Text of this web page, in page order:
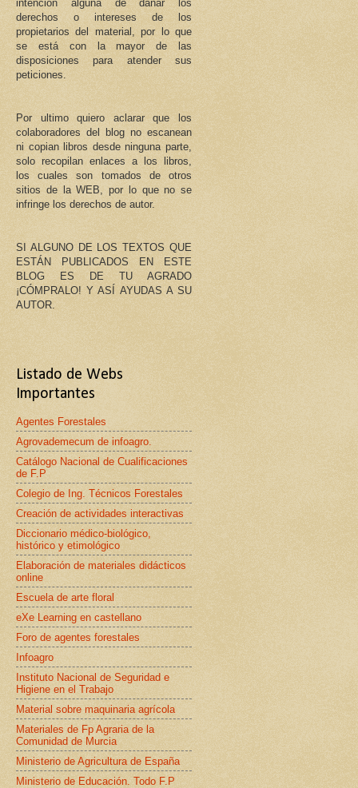
intención alguna de dañar los
derechos o intereses de los
propietarios del material, por lo que
se está con la mayor de las
disposiciones para atender sus
peticiones.
Por ultimo quiero aclarar que los
colaboradores del blog no escanean
ni copian libros desde ninguna parte,
solo recopilan enlaces a los libros,
los cuales son tomados de otros
sitios de la WEB, por lo que no se
infringe los derechos de autor.
SI ALGUNO DE LOS TEXTOS QUE
ESTÁN PUBLICADOS EN ESTE
BLOG ES DE TU AGRADO
¡CÓMPRALO! Y ASÍ AYUDAS A SU
AUTOR.
Listado de Webs
Importantes
Agentes Forestales
Agrovademecum de infoagro.
Catálogo Nacional de Cualificaciones
de F.P
Colegio de Ing. Técnicos Forestales
Creación de actividades interactivas
Diccionario médico-biológico,
histórico y etimológico
Elaboración de materiales didácticos
online
Escuela de arte floral
eXe Learning en castellano
Foro de agentes forestales
Infoagro
Instituto Nacional de Seguridad e
Higiene en el Trabajo
Material sobre maquinaria agrícola
Materiales de Fp Agraria de la
Comunidad de Murcia
Ministerio de Agricultura de España
Ministerio de Educación. Todo F.P